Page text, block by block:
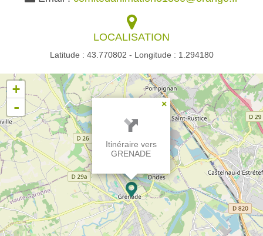
LOCALISATION
Latitude : 43.770802 - Longitude : 1.294180
×
Itinéraire vers
GRENADE
+
-